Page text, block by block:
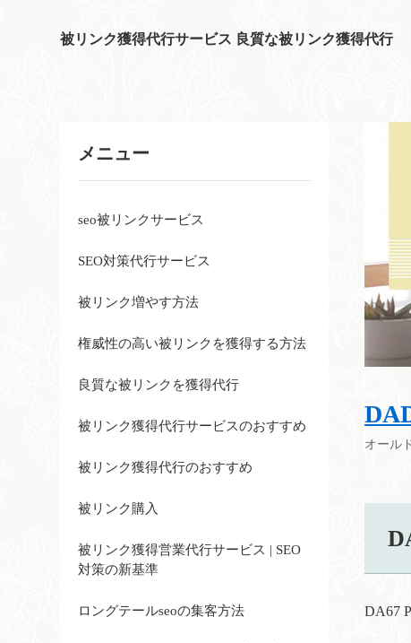
被リンク獲得代行サービス 良質な被リンク獲得代行
オール
DA67
メニュー
seo被リンクサービス
SEO対策代行サービス
被リンク増やす方法
権威性の高い被リンクを獲得する方法
良質な被リンクを獲得代行
被リンク獲得代行サービスのおすすめ
被リンク獲得代行のおすすめ
被リンク購入
被リンク獲得営業代行サービス | SEO
対策の新基準
ロングテールseoの集客方法